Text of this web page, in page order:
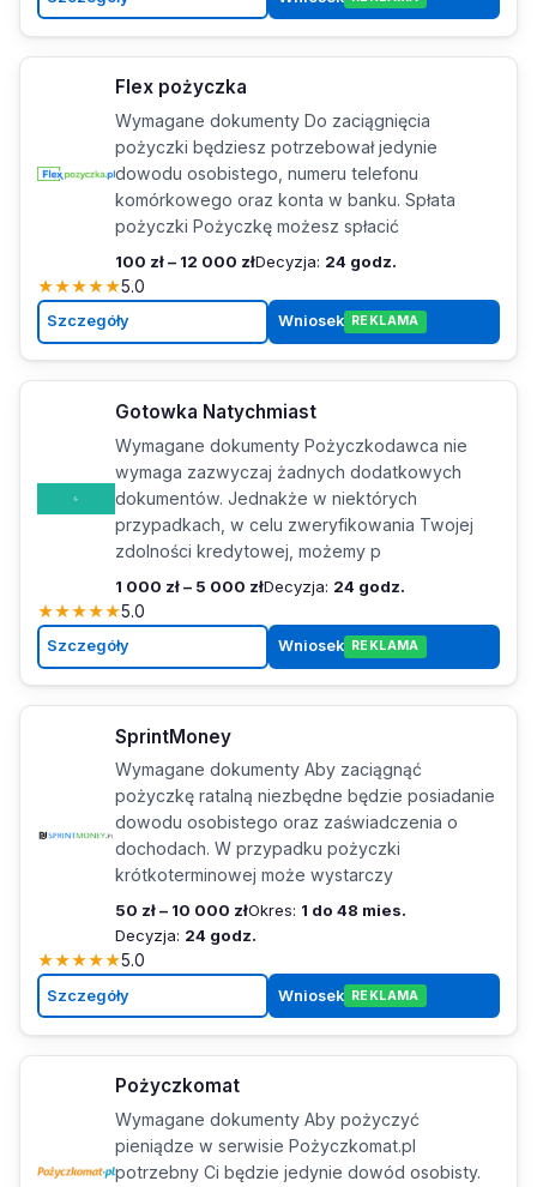
Flex pożyczka
Wymagane dokumenty Do zaciągnięcia
pożyczki będziesz potrzebował jedynie
dowodu osobistego, numeru telefonu
komórkowego oraz konta w banku. Spłata
pożyczki Pożyczkę możesz spłacić
100 zł – 12 000 złDecyzja: 24 godz.
★★★★★5.0
Szczegóły Wniosek REKLAMA
Gotowka Natychmiast
Wymagane dokumenty Pożyczkodawca nie
wymaga zazwyczaj żadnych dodatkowych
dokumentów. Jednakże w niektórych
przypadkach, w celu zweryfikowania Twojej
zdolności kredytowej, możemy p
1 000 zł – 5 000 złDecyzja: 24 godz.
★★★★★5.0
Szczegóły Wniosek REKLAMA
SprintMoney
Wymagane dokumenty Aby zaciągnąć
pożyczkę ratalną niezbędne będzie posiadanie
dowodu osobistego oraz zaświadczenia o
dochodach. W przypadku pożyczki
krótkoterminowej może wystarczy
50 zł – 10 000 złOkres: 1 do 48 mies.
Decyzja: 24 godz.
★★★★★5.0
Szczegóły Wniosek REKLAMA
Pożyczkomat
Wymagane dokumenty Aby pożyczyć
pieniądze w serwisie Pożyczkomat.pl
potrzebny Ci będzie jedynie dowód osobisty.